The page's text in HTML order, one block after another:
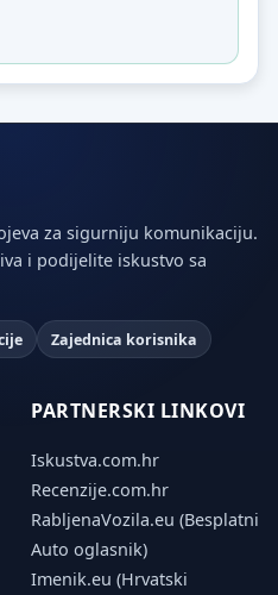
za sigurniju komunikaciju.
i podijelite iskustvo sa
Zajednica korisnika
PARTNERSKI LINKOVI
Iskustva.com.hr
Recenzije.com.hr
RabljenaVozila.eu (Besplatni
Auto oglasnik)
Imenik.eu (Hrvatski